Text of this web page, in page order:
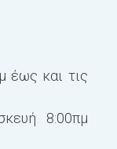
έως και τις
8:00πμ